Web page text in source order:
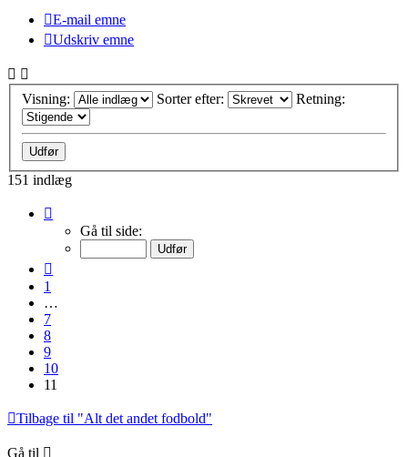
E-mail emne
Udskriv emne
Visning: Sorter efter: Retning:
151 indlæg
Gå til side:
1
…
7
8
9
10
11
Tilbage til "Alt det andet fodbold"
Gå til